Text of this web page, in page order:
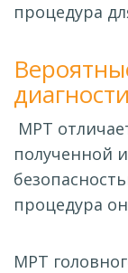
процедура
МРТ
полученной
процедура
МРТ